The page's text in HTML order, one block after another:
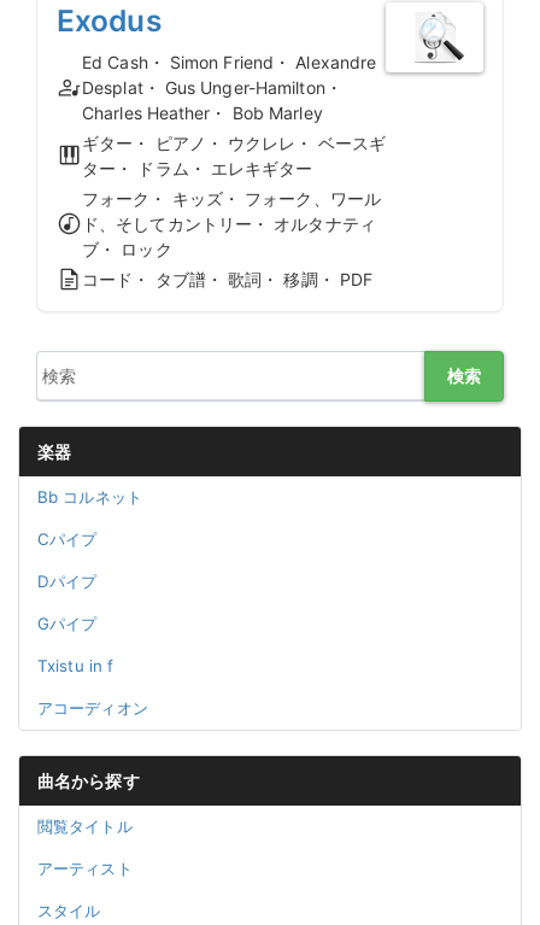
Exodus
Ed Cash・ Simon Friend・ Alexandre
Desplat・ Gus Unger-Hamilton・
Charles Heather・ Bob Marley
ギター・ ピアノ・ ウクレレ・ ベースギ
ター・ ドラム・ エレキギター
フォーク・ キッズ・ フォーク、ワール
ド、そしてカントリー・ オルタナティ
ブ・ ロック
コード・ タブ譜・ 歌詞・ 移調・ PDF
検索
楽器
Bb コルネット
Cパイプ
Dパイプ
Gパイプ
Txistu in f
アコーディオン
曲名から探す
閲覧タイトル
アーティスト
スタイル